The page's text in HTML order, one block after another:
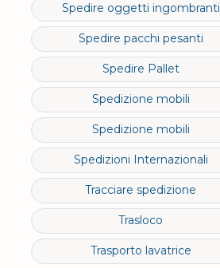
Spedire oggetti ingombranti
Spedire pacchi pesanti
Spedire Pallet
Spedizione mobili
Spedizione mobili
Spedizioni Internazionali
Tracciare spedizione
Trasloco
Trasporto lavatrice